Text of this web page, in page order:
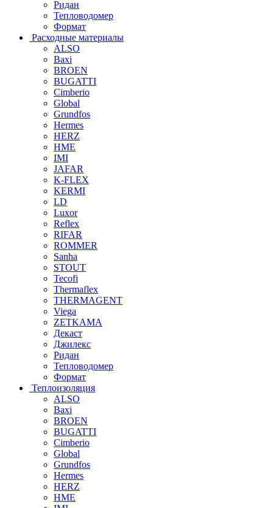
Ридан
Тепловодомер
Формат
Расходные материалы
ALSO
Baxi
BROEN
BUGATTI
Cimberio
Global
Grundfos
Hermes
HERZ
HME
IMI
JAFAR
K-FLEX
KERMI
LD
Luxor
Reflex
RIFAR
ROMMER
Sanha
STOUT
Tecofi
Thermaflex
THERMAGENT
Viega
ZETKAMA
Декаст
Джилекс
Ридан
Тепловодомер
Формат
Теплоизоляция
ALSO
Baxi
BROEN
BUGATTI
Cimberio
Global
Grundfos
Hermes
HERZ
HME